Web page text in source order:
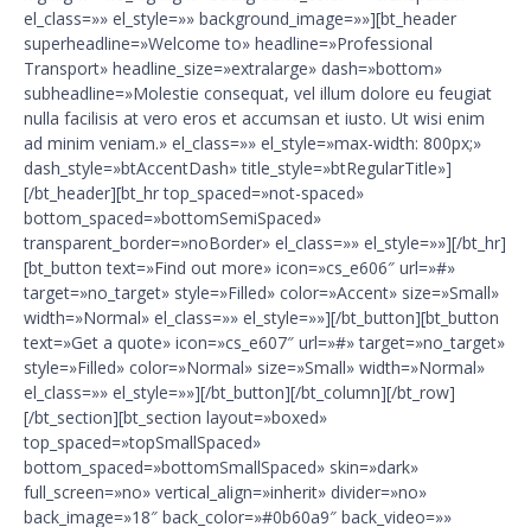
el_class=»» el_style=»» background_image=»»][bt_header
superheadline=»Welcome to» headline=»Professional
Transport» headline_size=»extralarge» dash=»bottom»
subheadline=»Molestie consequat, vel illum dolore eu feugiat
nulla facilisis at vero eros et accumsan et iusto. Ut wisi enim
ad minim veniam.» el_class=»» el_style=»max-width: 800px;»
dash_style=»btAccentDash» title_style=»btRegularTitle»]
[/bt_header][bt_hr top_spaced=»not-spaced»
bottom_spaced=»bottomSemiSpaced»
transparent_border=»noBorder» el_class=»» el_style=»»][/bt_hr]
[bt_button text=»Find out more» icon=»cs_e606″ url=»#»
target=»no_target» style=»Filled» color=»Accent» size=»Small»
width=»Normal» el_class=»» el_style=»»][/bt_button][bt_button
text=»Get a quote» icon=»cs_e607″ url=»#» target=»no_target»
style=»Filled» color=»Normal» size=»Small» width=»Normal»
el_class=»» el_style=»»][/bt_button][/bt_column][/bt_row]
[/bt_section][bt_section layout=»boxed»
top_spaced=»topSmallSpaced»
bottom_spaced=»bottomSmallSpaced» skin=»dark»
full_screen=»no» vertical_align=»inherit» divider=»no»
back_image=»18″ back_color=»#0b60a9″ back_video=»»